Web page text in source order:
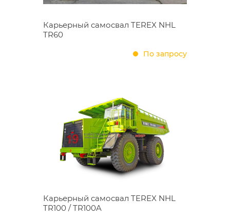
Карьерный самосвал TEREX NHL
TR60
По запросу
Карьерный самосвал TEREX NHL
TR100 / TR100A